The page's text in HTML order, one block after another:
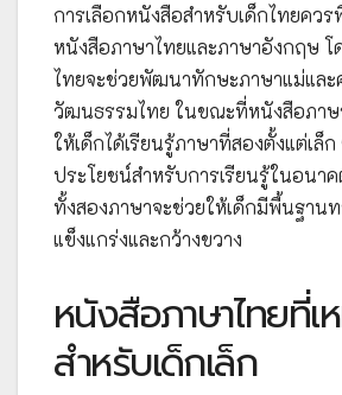
การเลือกหนังสือสำหรับเด็กไทยคว
หนังสือภาษาไทยและภาษาอังกฤษ โ
ไทยจะช่วยพัฒนาทักษะภาษาแม่และ
วัฒนธรรมไทย ในขณะที่หนังสือภาษ
ให้เด็กได้เรียนรู้ภาษาที่สองตั้งแต่เล็ก
ประโยชน์สำหรับการเรียนรู้ในอนา
ทั้งสองภาษาจะช่วยให้เด็กมีพื้นฐาน
แข็งแกร่งและกว้างขวาง
หนังสือภาษาไทยที่เห
สำหรับเด็กเล็ก